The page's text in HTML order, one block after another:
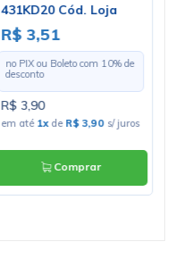
431KD20 Cód. Loja
1371
R$ 3,51
no PIX ou Boleto com 10% de
desconto
R$ 3,90
em até 1xde R$ 3,90 s/ juros
Comprar